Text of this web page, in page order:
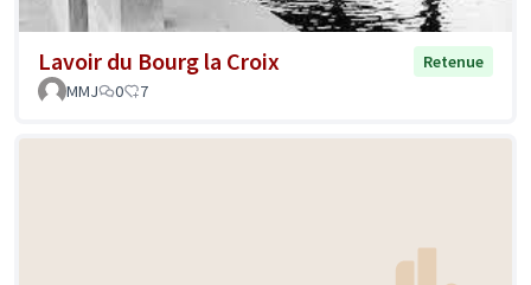
Lavoir du Bourg la Croix
Retenue
MMJ
0 7